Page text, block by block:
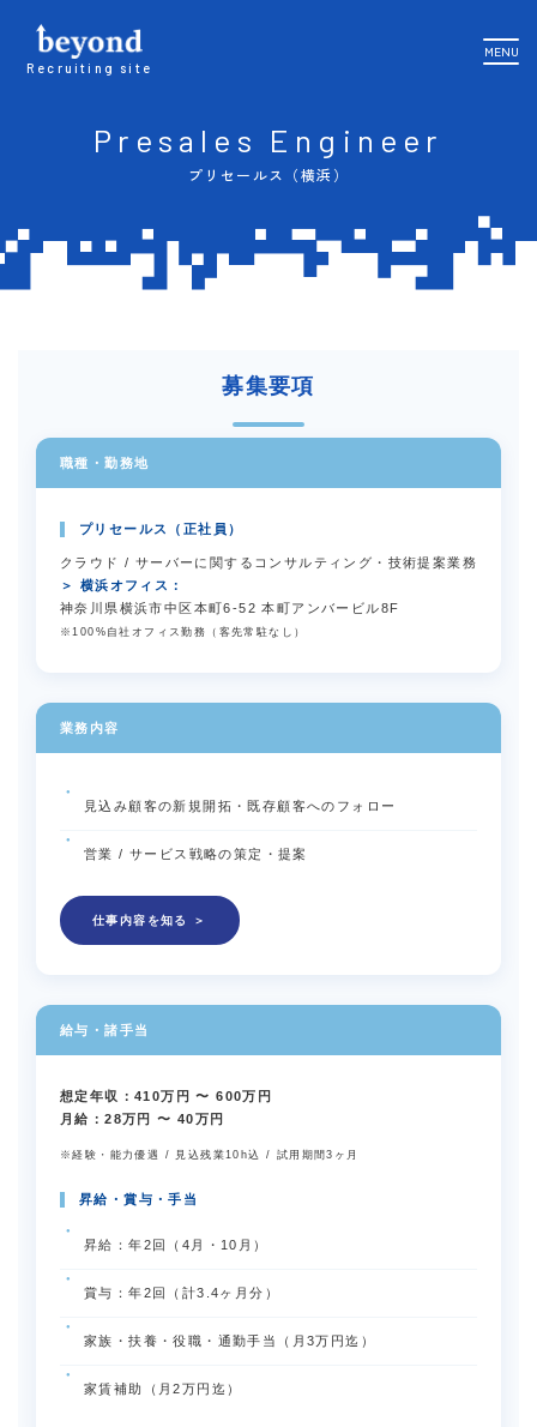
Recruiting site
MENU
プリセールス（横浜）
Presales Engineer
募集要項
職種・勤務地
プリセールス（正社員）
クラウド / サーバーに関するコンサルティング・技術提案業務
＞ 横浜オフィス：
神奈川県横浜市中区本町6-52 本町アンバービル8F
※100%自社オフィス勤務（客先常駐なし）
業務内容
見込み顧客の新規開拓・既存顧客へのフォロー
営業 / サービス戦略の策定・提案
仕事内容を知る ＞
給与・諸手当
想定年収：410万円 〜 600万円
月給：28万円 〜 40万円
※経験・能力優遇 / 見込残業10h込 / 試用期間3ヶ月
昇給・賞与・手当
昇給：年2回（4月・10月）
賞与：年2回（計3.4ヶ月分）
家族・扶養・役職・通勤手当（月3万円迄）
家賃補助（月2万円迄）